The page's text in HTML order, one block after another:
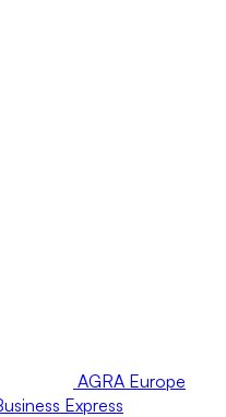
AGRA Europe
Express